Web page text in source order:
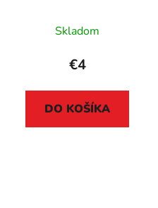
Skladom
€4
DO KOŠÍKA